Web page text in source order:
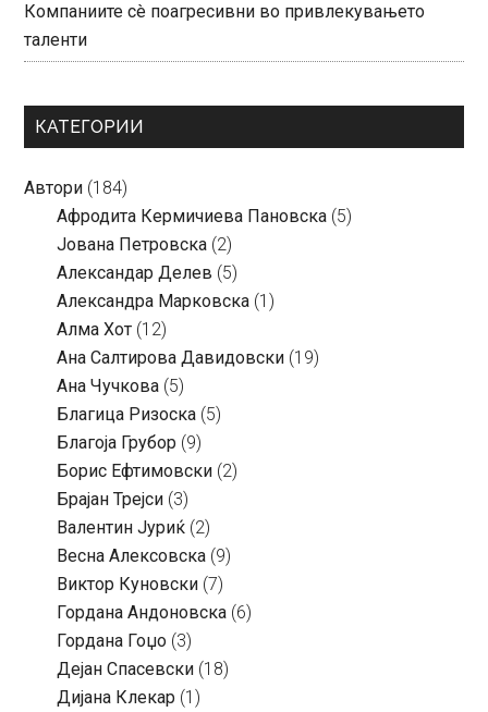
Компаниите сè поагресивни во привлекувањето
таленти
КАТЕГОРИИ
Автори (184)
Aфродита Кермичиева Пановска (5)
Јована Петровска (2)
Александар Делев (5)
Александра Марковска (1)
Алма Хот (12)
Ана Салтирова Давидовски (19)
Ана Чучкова (5)
Благица Ризоска (5)
Благоја Грубор (9)
Борис Ефтимовски (2)
Брајан Трејси (3)
Валентин Јуриќ (2)
Весна Алексовска (9)
Виктор Куновски (7)
Гордана Андоновска (6)
Гордана Гоџо (3)
Дејан Спасевски (18)
Дијана Клекар (1)